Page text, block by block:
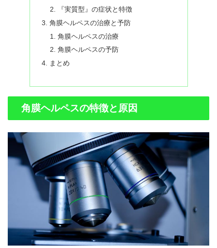
『実質型』の症状と特徴
角膜ヘルペスの治療と予防
角膜ヘルペスの治療
角膜ヘルペスの予防
まとめ
角膜ヘルペスの特徴と原因